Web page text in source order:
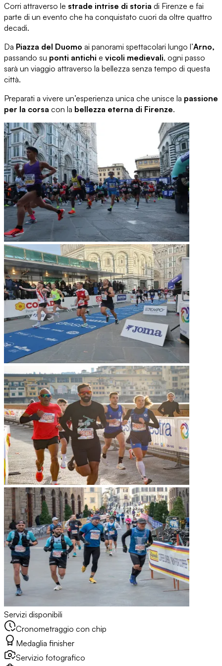
Corri attraverso le strade intrise di storia di Firenze e fai
parte di un evento che ha conquistato cuori da oltre quattro
decadi.
Da Piazza del Duomo ai panorami spettacolari lungo l’Arno,
passando su ponti antichi e vicoli medievali, ogni passo
sarà un viaggio attraverso la bellezza senza tempo di questa
città.
Preparati a vivere un’esperienza unica che unisce la passione
per la corsa con la bellezza eterna di Firenze.
Servizi disponibili
Cronometraggio con chip
Medaglia finisher
Servizio fotografico